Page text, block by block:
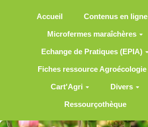
Accueil Contenus en ligne
Microfermes maraîchères
Echange de Pratiques (EPIA)
Fiches ressource Agroécologie
Cart'Agri Divers
Ressourçothèque